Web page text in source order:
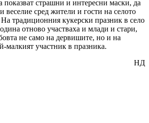
показват страшни и интересни маски, да
веселие сред жители и гости на селото
На традиционния кукерски празник в село
отново участваха и млади и стари,
не само на дервишите, но и на
малкият участник в празника.
НД